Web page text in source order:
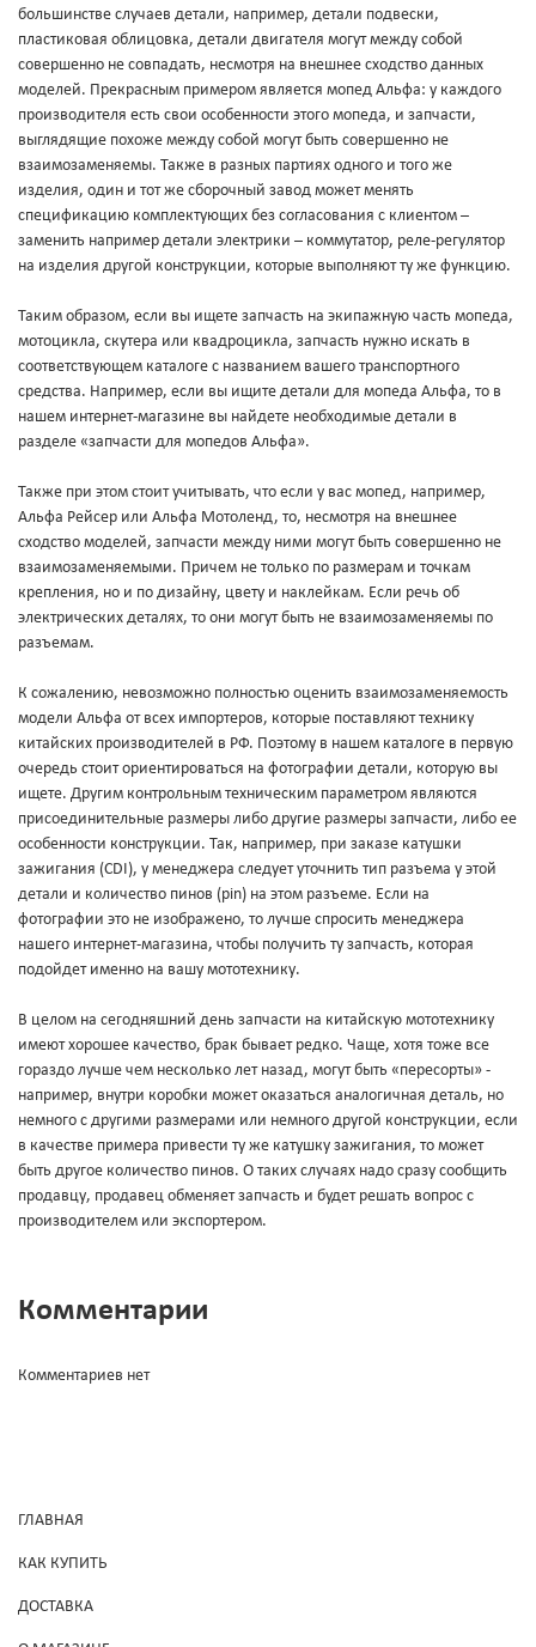
большинстве случаев детали, например, детали подвески,
пластиковая облицовка, детали двигателя могут между собой
совершенно не совпадать, несмотря на внешнее сходство данных
моделей. Прекрасным примером является мопед Альфа: у каждого
производителя есть свои особенности этого мопеда, и запчасти,
выглядящие похоже между собой могут быть совершенно не
взаимозаменяемы. Также в разных партиях одного и того же
изделия, один и тот же сборочный завод может менять
спецификацию комплектующих без согласования с клиентом –
заменить например детали электрики – коммутатор, реле-регулятор
на изделия другой конструкции, которые выполняют ту же функцию.
Таким образом, если вы ищете запчасть на экипажную часть мопеда,
мотоцикла, скутера или квадроцикла, запчасть нужно искать в
соответствующем каталоге с названием вашего транспортного
средства. Например, если вы ищите детали для мопеда Альфа, то в
нашем интернет-магазине вы найдете необходимые детали в
разделе «запчасти для мопедов Альфа».
Также при этом стоит учитывать, что если у вас мопед, например,
Альфа Рейсер или Альфа Мотоленд, то, несмотря на внешнее
сходство моделей, запчасти между ними могут быть совершенно не
взаимозаменяемыми. Причем не только по размерам и точкам
крепления, но и по дизайну, цвету и наклейкам. Если речь об
электрических деталях, то они могут быть не взаимозаменяемы по
разъемам.
К сожалению, невозможно полностью оценить взаимозаменяемость
модели Альфа от всех импортеров, которые поставляют технику
китайских производителей в РФ. Поэтому в нашем каталоге в первую
очередь стоит ориентироваться на фотографии детали, которую вы
ищете. Другим контрольным техническим параметром являются
присоединительные размеры либо другие размеры запчасти, либо ее
особенности конструкции. Так, например, при заказе катушки
зажигания (CDI), у менеджера следует уточнить тип разъема у этой
детали и количество пинов (pin) на этом разъеме. Если на
фотографии это не изображено, то лучше спросить менеджера
нашего интернет-магазина, чтобы получить ту запчасть, которая
подойдет именно на вашу мототехнику.
В целом на сегодняшний день запчасти на китайскую мототехнику
имеют хорошее качество, брак бывает редко. Чаще, хотя тоже все
гораздо лучше чем несколько лет назад, могут быть «пересорты» -
например, внутри коробки может оказаться аналогичная деталь, но
немного с другими размерами или немного другой конструкции, если
в качестве примера привести ту же катушку зажигания, то может
быть другое количество пинов. О таких случаях надо сразу сообщить
продавцу, продавец обменяет запчасть и будет решать вопрос с
производителем или экспортером.
Комментарии
Комментариев нет
ГЛАВНАЯ
КАК КУПИТЬ
ДОСТАВКА